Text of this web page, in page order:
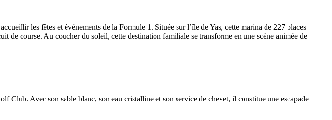
les fêtes et événements de la Formule 1. Située sur l’île de Yas, cette marina de 227 places
de course. Au coucher du soleil, cette destination familiale se transforme en une scène animée de
Club. Avec son sable blanc, son eau cristalline et son service de chevet, il constitue une escapade